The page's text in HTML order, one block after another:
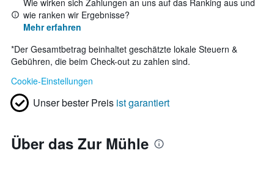
Wie wirken sich Zahlungen an uns auf das Ranking aus und
wie ranken wir Ergebnisse?
Mehr erfahren
*Der Gesamtbetrag beinhaltet geschätzte lokale Steuern &
Gebühren, die beim Check-out zu zahlen sind.
Cookie-Einstellungen
Unser bester Preis ist garantiert
Über das Zur Mühle